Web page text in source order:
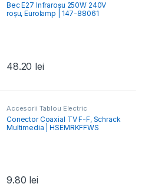
Bec E27 Infraroșu 250W 240V
roșu, Eurolamp | 147-88061
48.20 lei
Accesorii Tablou Electric
Conector Coaxial TV F-F, Schrack
Multimedia | HSEMRKFFWS
9.80 lei